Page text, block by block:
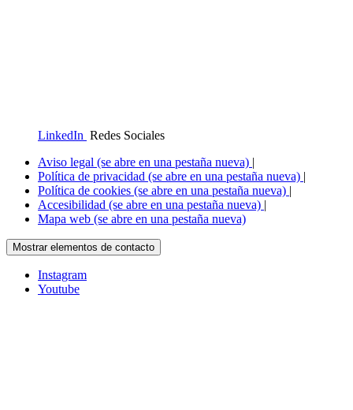
LinkedIn Redes Sociales
Aviso legal (se abre en una pestaña nueva) |
Política de privacidad (se abre en una pestaña nueva) |
Política de cookies (se abre en una pestaña nueva) |
Accesibilidad (se abre en una pestaña nueva) |
Mapa web (se abre en una pestaña nueva)
Mostrar elementos de contacto
Instagram
Youtube